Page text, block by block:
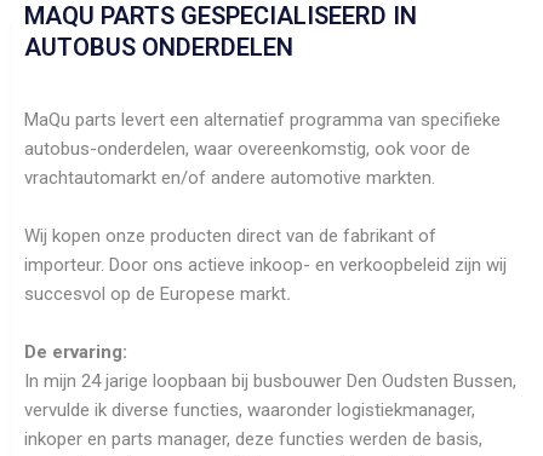
MAQU PARTS GESPECIALISEERD IN
AUTOBUS ONDERDELEN
MaQu parts levert een alternatief programma van specifieke
autobus-onderdelen, waar overeenkomstig, ook voor de
vrachtautomarkt en/of andere automotive markten.
Wij kopen onze producten direct van de fabrikant of
importeur. Door ons actieve inkoop- en verkoopbeleid zijn wij
succesvol op de Europese markt.
De ervaring:
In mijn 24 jarige loopbaan bij busbouwer Den Oudsten Bussen,
vervulde ik diverse functies, waaronder logistiekmanager,
inkoper en parts manager, deze functies werden de basis,